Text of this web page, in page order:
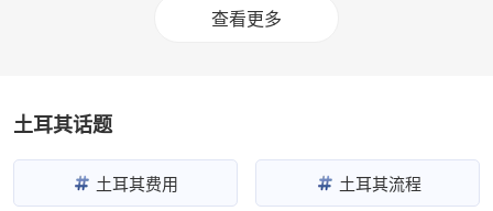
查看更多
土耳其话题
土耳其费用 土耳其流程